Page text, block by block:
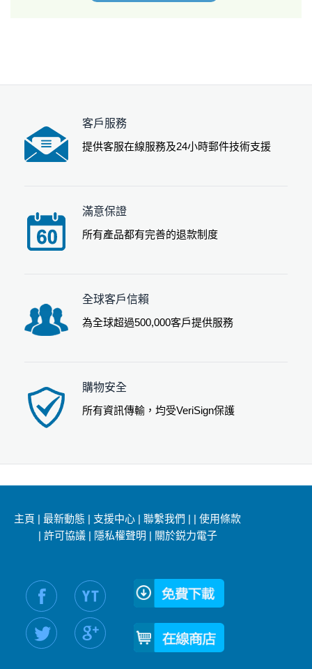
客戶服務
提供客服在線服務及24小時郵件技術支援
滿意保證
所有產品都有完善的退款制度
全球客戶信賴
為全球超過500,000客戶提供服務
購物安全
所有資訊傳輸，均受VeriSign保護
主頁 |最新動態 | 支援中心 |聯繫我們 | |使用條款
| 許可協議| 隱私權聲明 | 關於鋭力電子
社交媒體信息：